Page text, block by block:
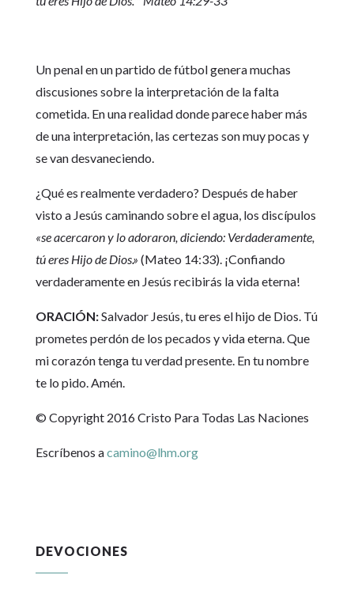
Un penal en un partido de fútbol genera muchas
discusiones sobre la interpretación de la falta
cometida. En una realidad donde parece haber más
de una interpretación, las certezas son muy pocas y
se van desvaneciendo.
¿Qué es realmente verdadero? Después de haber
visto a Jesús caminando sobre el agua, los discípulos
«se acercaron y lo adoraron, diciendo: Verdaderamente,
tú eres Hijo de Dios.» (Mateo 14:33). ¡Confiando
verdaderamente en Jesús recibirás la vida eterna!
ORACIÓN:Salvador Jesús, tu eres el hijo de Dios. Tú
prometes perdón de los pecados y vida eterna. Que
mi corazón tenga tu verdad presente. En tu nombre
te lo pido. Amén.
© Copyright 2016 Cristo Para Todas Las Naciones
Escríbenos acamino@lhm.org
DEVOCIONES